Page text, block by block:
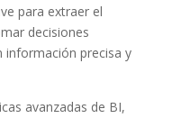
para ‌extraer el
decisiones
información precisa y
avanzadas de BI,⁢